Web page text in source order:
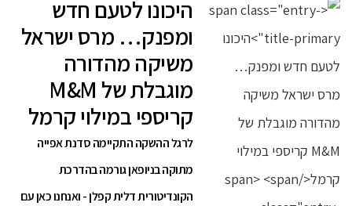
היכונו לטעם חדש
ומפנק… מרס ישראל
משיקה מהדורה
מוגבלת של M&M
קריספי במילוי קרמל
לרגל ההשקה התקיימה סדנת אפייה
מתוקה בניופאן גורמה בהדרכת
הקונדיטורית דלית קפלן - ואנחנו כאן עם